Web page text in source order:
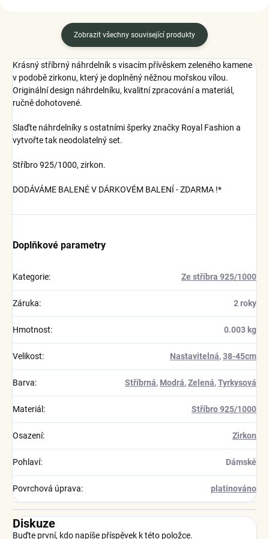
Zobrazit všechny související produkty
Krásný stříbrný náhrdelník s visacím přívěskem zeleného kamene
v podobě zirkonu, který je doplněný něžnou mořskou vílou.
Originální design náhrdelníku, kvalitní zpracování a materiál,
ručně dohotovené.
Slaďte náhrdelníky s ostatními šperky značky Royal Fashion a
vytvořte tak neodolatelný set.
Stříbro 925/1000, zirkon.
DODÁVÁME BALENÉ V DÁRKOVÉM BALENÍ - ZDARMA !*
Doplňkové parametry
Kategorie: Ze stříbra 925/1000
Záruka: 2 roky
Hmotnost: 0.003 kg
Velikost: Nastavitelná,38-45cm
Barva: Stříbrná, Modrá,Zelená,Tyrkysová
Materiál : Stříbro 925/1000
Osazení: Zirkon
Pohlaví: Dámské
Povrchová úprava: platinováno
Diskuze
Buďte první, kdo napíše příspěvek k této položce.